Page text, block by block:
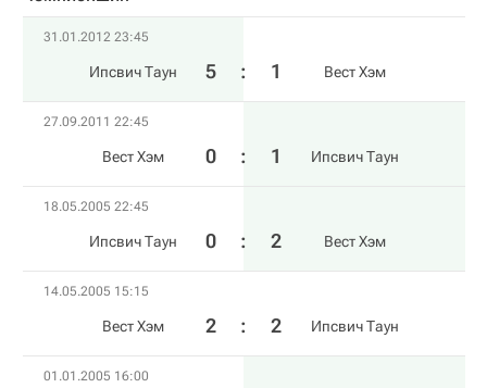
31.01.2012 23:45
Ипсвич Таун 5 : 1 Вест Хэм
27.09.2011 22:45
Вест Хэм 0 : 1 Ипсвич Таун
18.05.2005 22:45
Ипсвич Таун 0 : 2 Вест Хэм
14.05.2005 15:15
Вест Хэм 2 : 2 Ипсвич Таун
01.01.2005 16:00